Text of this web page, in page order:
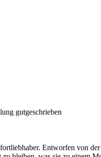
gutgeschrieben
Entworfen von